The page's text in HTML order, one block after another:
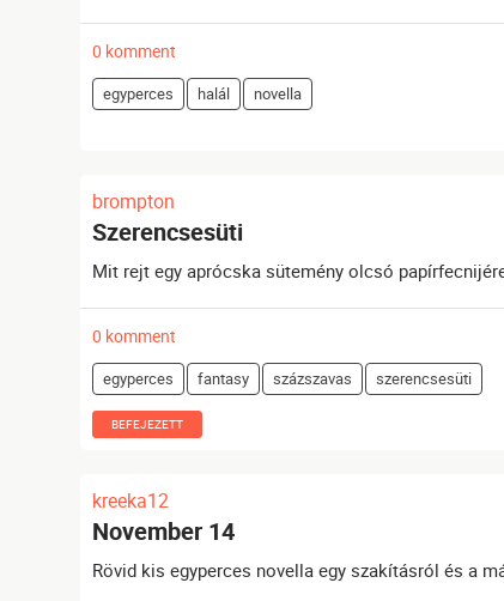
0 komment
egyperces halál novella
brompton
Szerencsesüti
Mit rejt egy aprócska sütemény olcsó
0 komment
egyperces fantasy százszavas szerencsesüti
BEFEJEZETT
kreeka12
November 14
Rövid kis egyperces novella egy szakításról és a